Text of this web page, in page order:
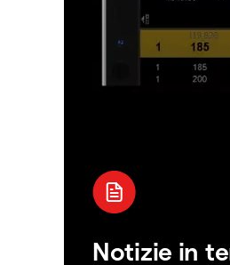
Notizie in